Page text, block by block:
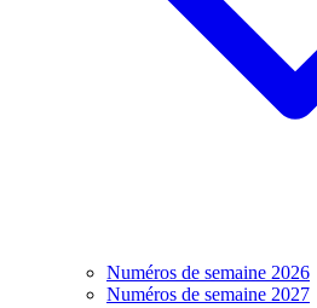
Numéros de semaine 2026
Numéros de semaine 2027